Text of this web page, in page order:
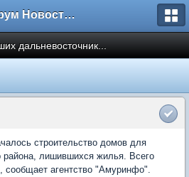
Форум Новостройки
дальневосточник...
строительство домов для
района, лишившихся жилья. Всего
сообщает агентство "Амуринфо".